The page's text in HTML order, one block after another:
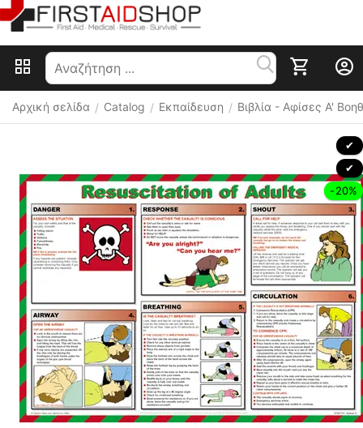
Αρχική σελίδα / Catalog / Εκπαίδευση / Βιβλία - Αφίσες Α'
✔
✔
-20%